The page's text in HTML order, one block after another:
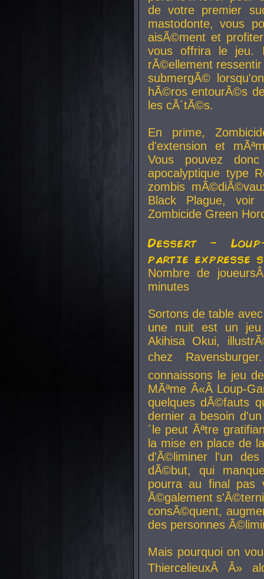
de votre premier
mastodonte, vous
aisÃ©ment et
vous offrira le jeu.
rÃ©ellement
submergÃ©
hÃ©ros entourÃ©s
les cÃ´tÃ©s.
En prime,
d'extension et
Vous pouvez
apocalyptique type
zombis
Black Plague,
Zombicide Green
Dessert -
partie expresse
Nombre de
minutes
Sortons de table
une nuit est un
Akihisa Okui,
chez
connaissons le jeu
MÃªme Â«Â Loup-
quelques dÃ©fauts
dernier a besoin
´le peut Ãªtre
la mise en place de
d'Ã©liminer l'un
dÃ©but, qui
pourra au final pas
Ã©galement
consÃ©quent,
des personnes
Mais pourquoi on
ThiercelieuxÂ Â»